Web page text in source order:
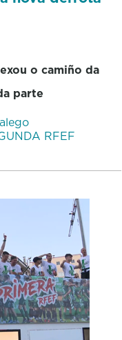
o camiño da
parte
RFEF